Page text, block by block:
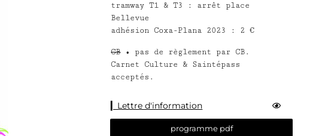
tramway T1 & T3 : arrêt place
Bellevue
adhésion Coxa-Plana 2023 : 2 €
CB• pas de règlement par CB.
Carnet Culture & Saintépass
acceptés.
▎Lettre d'information
programme pdf